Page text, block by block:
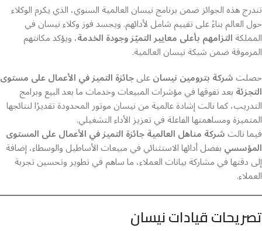
تندرج هذه الجوائز ضمن برنامج نيسان العالمية السنوي، الذي يكرم الوكلاء
حول العالم بناءً على تقييم شامل لأدائهم. ويجسد فوز وكلاء نيسان في
المملكةالتزامهم بأعلى معايير التميّز وجودة الخدمة، ويؤكد مكانتهم
المرموقة ضمن شبكة نيسان العالمية.
حصلتشركة بترومين نيسانعلىجائزة التميز في الأعمال على مستوى
التجزئةبعد تفوقها في مؤشرات المبيعات وخدمات ما بعد البيع وبرامج
التدريب، كما نالت إشادة عالمية من نيسان موتور المحدودة تقديرًا لنتائجها
المتميزة ومساهمتها الفاعلة في تعزيز الأداء التشغيلي.
فيما نالتشركة مناهل العالميةجائزة التميز في الأعمال على المستوى
المؤسسيبفضل أدائها الاستثنائي في مبيعات الأساطيل والوسطاء، إضافة
إلى دقتها في مشاركة بيانات العملاء، ما ساهم في تطوير وتحسين تجربة
العملاء.
تصريحات قيادات نيسان